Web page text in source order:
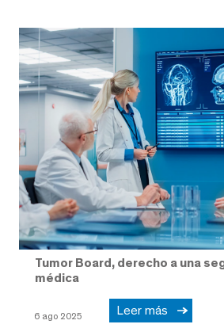
Tumor Board, derecho a una
médica
6 ago 2025 Leer más